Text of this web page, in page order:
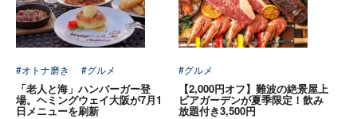
#オトナ磨き #グルメ
「老人と海」ハンバーガー登
場。ヘミングウェイ大阪が7月1
日メニューを刷新
#グルメ
【2,000円オフ】難波の絶景屋上
ビアガーデンが夏季限定！飲み
放題付き3,500円